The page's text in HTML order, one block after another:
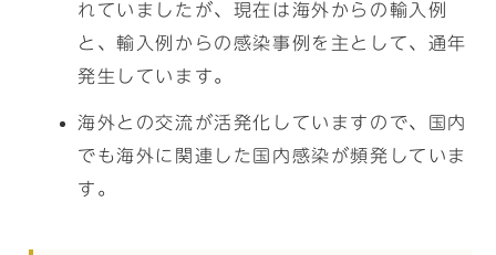
れていましたが、現在は海外からの輸入例
と、輸入例からの感染事例を主として、通年
発生しています。
海外との交流が活発化していますので、国内
でも海外に関連した国内感染が頻発していま
す。